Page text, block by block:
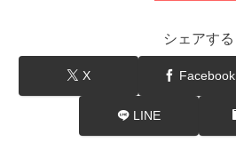
シェアする
X Facebook
LINE